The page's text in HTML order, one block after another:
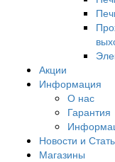
Акции
Информация
О нас
Гарантия
Новости и
Магазины